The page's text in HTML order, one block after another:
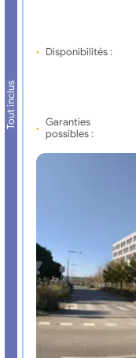
Tout inclus
Disponibilités :
Garanties
possibles :